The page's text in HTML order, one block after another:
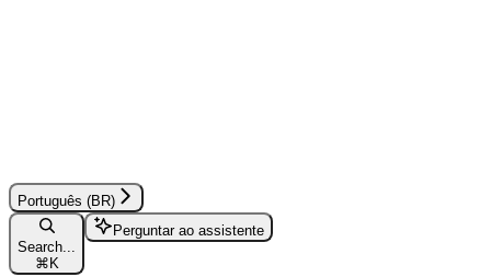
Português (BR)
Search...
⌘ K
Perguntar ao assistente